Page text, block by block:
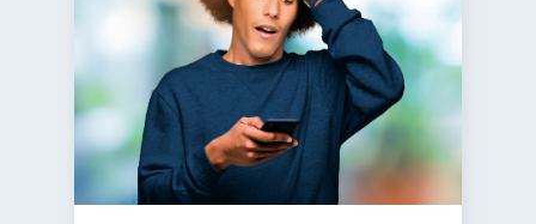
Cuenta Inactiva 1
Finanzas Personales 1
Finanzas en Pareja
Educación Financiera 1
Mipymes